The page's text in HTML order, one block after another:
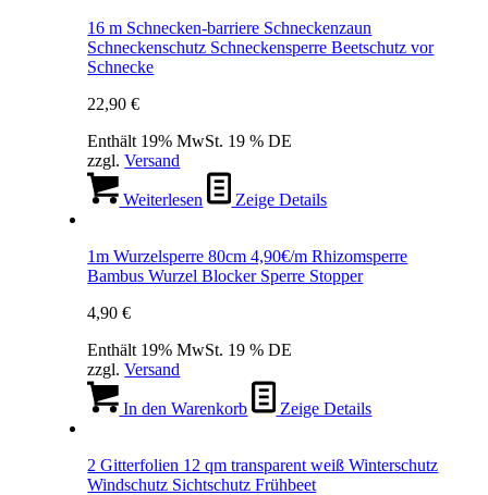
16 m Schnecken-barriere Schneckenzaun
Schneckenschutz Schneckensperre Beetschutz vor
Schnecke
22,90€
Enthält 19% MwSt. 19 % DE
zzgl.Versand
Weiterlesen Zeige Details
1m Wurzelsperre 80cm 4,90€/m Rhizomsperre
Bambus Wurzel Blocker Sperre Stopper
4,90€
Enthält 19% MwSt. 19 % DE
zzgl.Versand
In den Warenkorb Zeige Details
2 Gitterfolien 12 qm transparent weiß Winterschutz
Windschutz Sichtschutz Frühbeet